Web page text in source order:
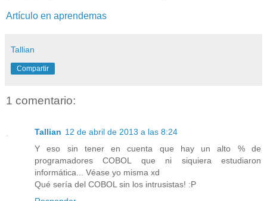
Artículo en aprendemas
Tallian
Compartir
1 comentario:
Tallian 12 de abril de 2013 a las 8:24
Y eso sin tener en cuenta que hay un alto % de
programadores COBOL que ni siquiera estudiaron
informática... Véase yo misma xd
Qué sería del COBOL sin los intrusistas! :P